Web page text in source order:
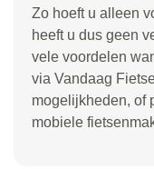
Zo hoeft u alleen
heeft u dus geen
vele voordelen
via Vandaag
mogelijkheden, of
mobiele